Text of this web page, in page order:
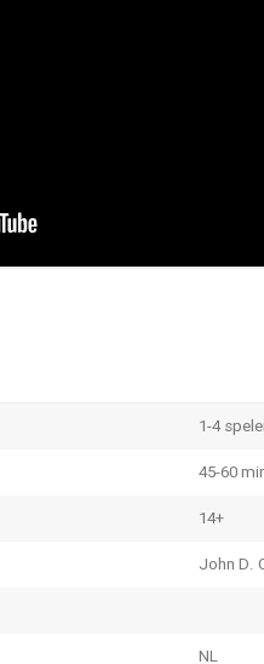
1-4
45-60
14+
John D.
NL